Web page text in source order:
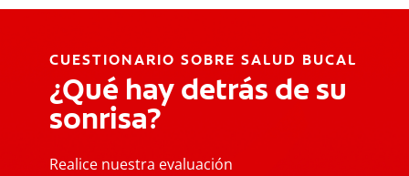
CUESTIONARIO SOBRE SALUD BUCAL
¿Qué hay detrás de su
sonrisa?
Realice nuestra evaluación